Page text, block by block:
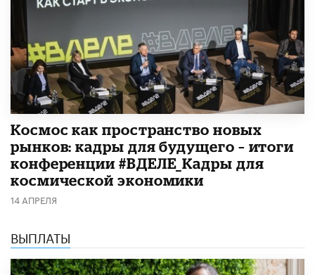
Космос как пространство новых
рынков: кадры для будущего – итоги
конференции #ВДЕЛЕ_Кадры для
космической экономики
14 АПРЕЛЯ
ВЫПЛАТЫ